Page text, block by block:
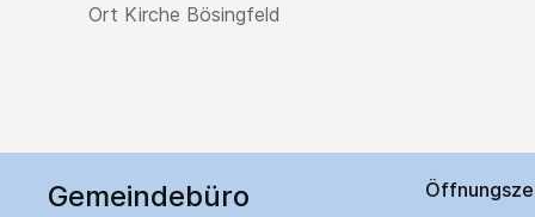
Ort Kirche Bösingfeld
Gemeindebüro